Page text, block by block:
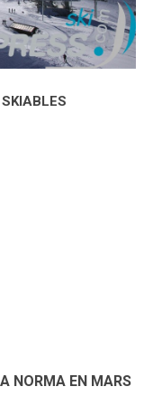
NORMA EN MARS